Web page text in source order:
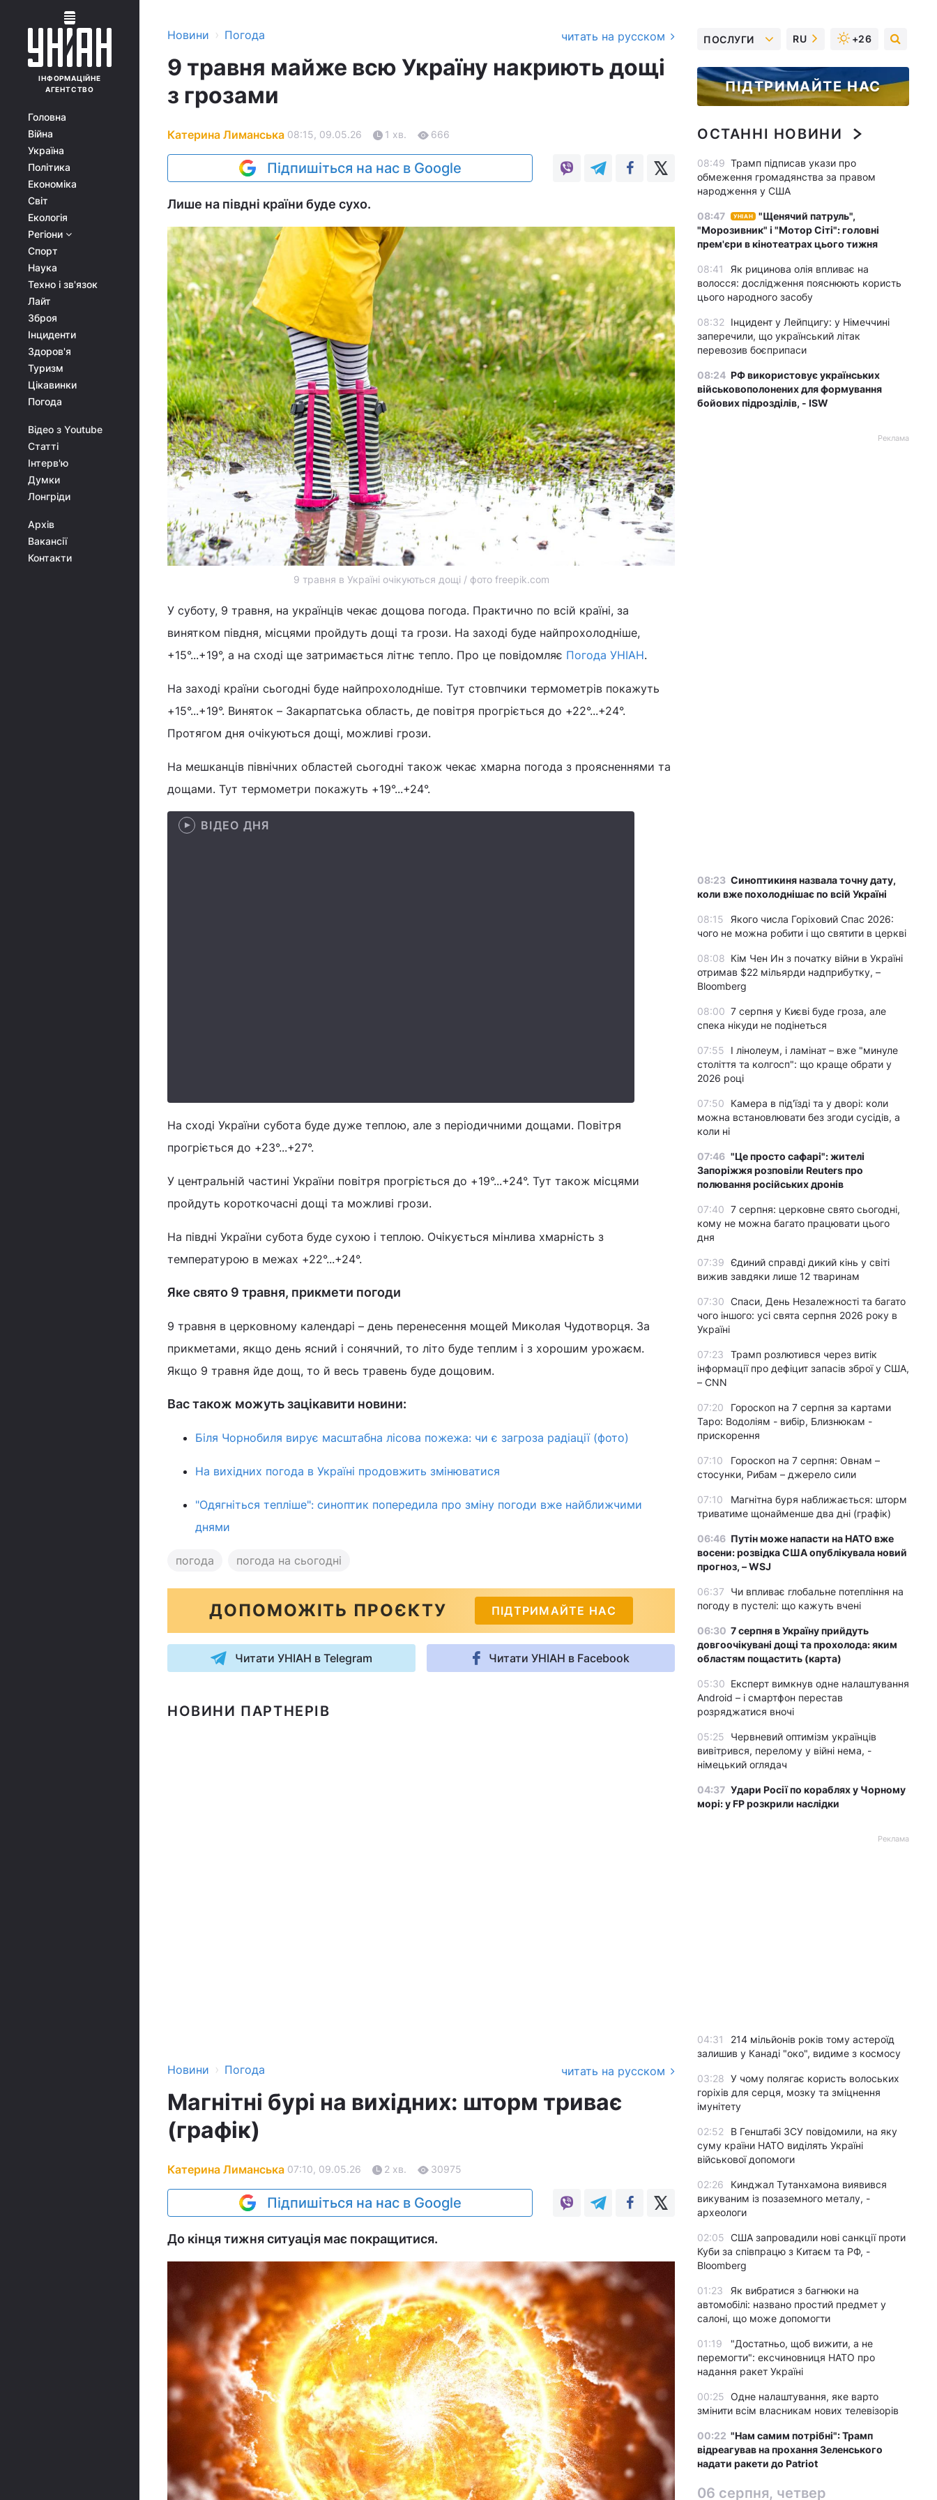
ІНФОРМАЦІЙНЕ
АГЕНТСТВО
Головна
Війна
Україна
Політика
Економіка
Світ
Екологія
Регіони
Спорт
Наука
Техно і зв'язок
Лайт
Зброя
Інциденти
Здоров'я
Туризм
Цікавинки
Погода
Відео з Youtube
Статті
Інтерв'ю
Думки
Лонгріди
Архів
Вакансії
Контакти
Новини › Погода читать на русском
9 травня майже всю Україну накриють дощі
з грозами
Катерина Лиманська 08:15, 09.05.26 1 хв. 666
Підпишіться на нас в Google
Лише на півдні країни буде сухо.
9 травня в Україні очікуються дощі / фото freepik.com
У суботу, 9 травня, на українців чекає дощова погода. Практично по всій країні, за
винятком півдня, місцями пройдуть дощі та грози. На заході буде найпрохолодніше,
+15°...+19°, а на сході ще затримається літнє тепло. Про це повідомляє Погода УНІАН.
На заході країни сьогодні буде найпрохолодніше. Тут стовпчики термометрів покажуть
+15°...+19°. Виняток – Закарпатська область, де повітря прогріється до +22°...+24°.
Протягом дня очікуються дощі, можливі грози.
На мешканців північних областей сьогодні також чекає хмарна погода з проясненнями та
дощами. Тут термометри покажуть +19°...+24°.
ВІДЕО ДНЯ
На сході України субота буде дуже теплою, але з періодичними дощами. Повітря
прогріється до +23°...+27°.
У центральній частині України повітря прогріється до +19°...+24°. Тут також місцями
пройдуть короткочасні дощі та можливі грози.
На півдні України субота буде сухою і теплою. Очікується мінлива хмарність з
температурою в межах +22°...+24°.
Яке свято 9 травня, прикмети погоди
9 травня в церковному календарі – день перенесення мощей Миколая Чудотворця. За
прикметами, якщо день ясний і сонячний, то літо буде теплим і з хорошим урожаєм.
Якщо 9 травня йде дощ, то й весь травень буде дощовим.
Вас також можуть зацікавити новини:
Біля Чорнобиля вирує масштабна лісова пожежа: чи є загроза радіації (фото)
На вихідних погода в Україні продовжить змінюватися
"Одягніться тепліше": синоптик попередила про зміну погоди вже найближчими
днями
погода погода на сьогодні
ДОПОМОЖІТЬ ПРОЄКТУ ПІДТРИМАЙТЕ НАС
Читати УНІАН в Telegram Читати УНІАН в Facebook
НОВИНИ ПАРТНЕРІВ
Новини › Погода читать на русском
Магнітні бурі на вихідних: шторм триває
(графік)
Катерина Лиманська 07:10, 09.05.26 2 хв. 30975
Підпишіться на нас в Google
До кінця тижня ситуація має покращитися.
ПОСЛУГИ RU +26
ПІДТРИМАЙТЕ НАС
ОСТАННІ НОВИНИ
08:49 Трамп підписав укази про
обмеження громадянства за правом
народження у США
08:47 УНІАН
"Щенячий патруль",
"Морозивник" і "Мотор Сіті": головні
прем'єри в кінотеатрах цього тижня
08:41
Як рицинова олія впливає на
волосся: дослідження пояснюють користь
цього народного засобу
08:32
Інцидент у Лейпцигу: у Німеччині
заперечили, що український літак
перевозив боєприпаси
08:24 РФ використовує українських
військовополонених для формування
бойових підрозділів, - ISW
Реклама
08:23 Синоптикиня назвала точну дату,
коли вже похолоднішає по всій Україні
08:15
Якого числа Горіховий Спас 2026:
чого не можна робити і що святити в церкві
08:08 Кім Чен Ин з початку війни в Україні
отримав $22 мільярди надприбутку, –
Bloomberg
08:00 7 серпня у Києві буде гроза, але
спека нікуди не подінеться
07:55
І лінолеум, і ламінат – вже "минуле
століття та колгосп": що краще обрати у
2026 році
07:50
Камера в під'їзді та у дворі: коли
можна встановлювати без згоди сусідів, а
коли ні
07:46 "Це просто сафарі": жителі
Запоріжжя розповіли Reuters про
полювання російських дронів
07:40 7 серпня: церковне свято сьогодні,
кому не можна багато працювати цього
дня
07:39 Єдиний справді дикий кінь у світі
вижив завдяки лише 12 тваринам
07:30 Спаси, День Незалежності та багато
чого іншого: усі свята серпня 2026 року в
Україні
07:23
Трамп розлютився через витік
інформації про дефіцит запасів зброї у США,
– CNN
07:20
Гороскоп на 7 серпня за картами
Таро: Водоліям - вибір, Близнюкам -
прискорення
07:10
Гороскоп на 7 серпня: Овнам –
стосунки, Рибам – джерело сили
07:10
Магнітна буря наближається: шторм
триватиме щонайменше два дні (графік)
06:46 Путін може напасти на НАТО вже
восени: розвідка США опублікувала новий
прогноз, – WSJ
06:37
Чи впливає глобальне потепління на
погоду в пустелі: що кажуть вчені
06:30 7 серпня в Україну прийдуть
довгоочікувані дощі та прохолода: яким
областям пощастить (карта)
05:30 Експерт вимкнув одне налаштування
Android – і смартфон перестав
розряджатися вночі
05:25
Червневий оптимізм українців
вивітрився, перелому у війні нема, -
німецький оглядач
04:37 Удари Росії по кораблях у Чорному
морі: у FP розкрили наслідки
Реклама
04:31
214 мільйонів років тому астероїд
залишив у Канаді "око", видиме з космосу
03:28 У чому полягає користь волоських
горіхів для серця, мозку та зміцнення
імунітету
02:52
В Генштабі ЗСУ повідомили, на яку
суму країни НАТО виділять Україні
військової допомоги
02:26
Кинджал Тутанхамона виявився
викуваним із позаземного металу, -
археологи
02:05 США запровадили нові санкції проти
Куби за співпрацю з Китаєм та РФ, -
Bloomberg
01:23
Як вибратися з багнюки на
автомобілі: названо простий предмет у
салоні, що може допомогти
01:19
"Достатньо, щоб вижити, а не
перемогти": ексчиновниця НАТО про
надання ракет Україні
00:25 Одне налаштування, яке варто
змінити всім власникам нових телевізорів
00:22 "Нам самим потрібні": Трамп
відреагував на прохання Зеленського
надати ракети до Patriot
06 серпня, четвер